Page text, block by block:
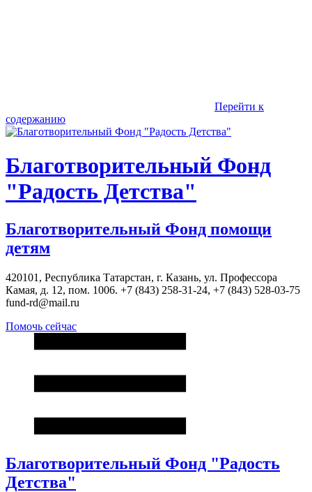
Перейти к
содержанию
Благотворительный Фонд
"Радость Детства"
Благотворительный Фонд помощи
детям
420101, Республика Татарстан, г. Казань, ул. Профессора
Камая, д. 12, пом. 1006. +7 (843) 258-31-24, +7 (843) 528-03-75
fund-rd@mail.ru
Помочь сейчас
Благотворительный Фонд "Радость
Детства"